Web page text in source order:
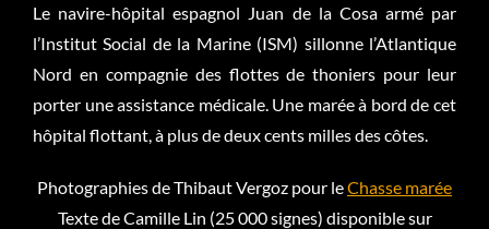
Le navire-hôpital espagnol Juan de la Cosa armé par
l’Institut Social de la Marine (ISM) sillonne l’Atlantique
Nord en compagnie des flottes de thoniers pour leur
porter une assistance médicale. Une marée à bord de cet
hôpital flottant, à plus de deux cents milles des côtes.
Photographies de Thibaut Vergoz pour leChasse marée
Texte de Camille Lin (25 000 signes) disponible sur